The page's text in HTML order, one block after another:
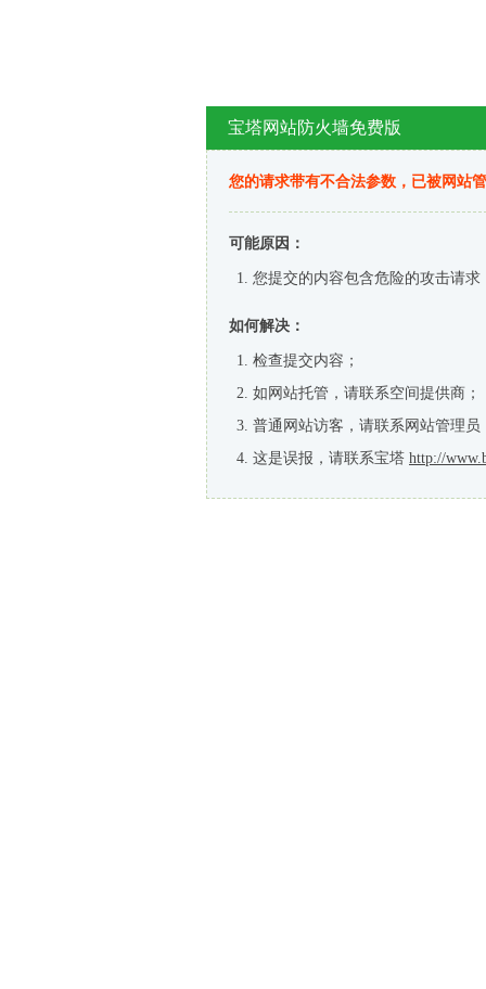
宝塔网站防火墙免费版
您的请求带有不合法参数，已被网站
可能原因：
您提交的内容包含危险的攻击请求
如何解决：
检查提交内容；
如网站托管，请联系空间提供商；
普通网站访客，请联系网站管理员
这是误报，请联系宝塔 http://